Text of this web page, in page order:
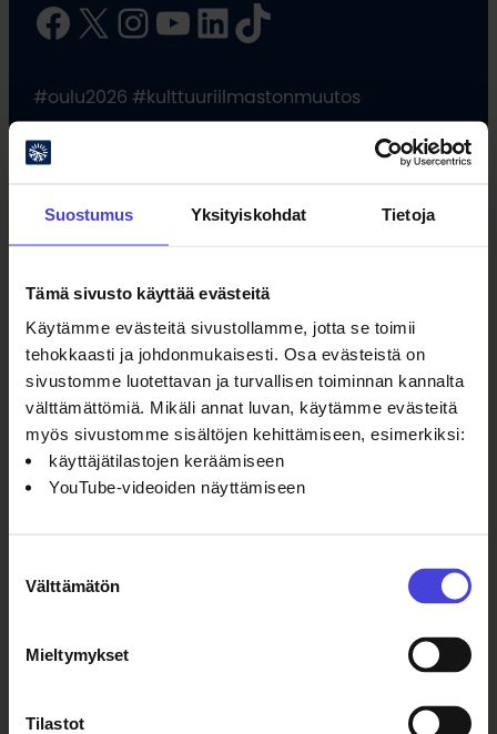
Suostumus Yksityiskohdat Tietoja
Tämä sivusto käyttää evästeitä
Käytämme evästeitä sivustollamme, jotta se toimii
tehokkaasti ja johdonmukaisesti. Osa evästeistä on
sivustomme luotettavan ja turvallisen toiminnan kannalta
välttämättömiä. Mikäli annat luvan, käytämme evästeitä
myös sivustomme sisältöjen kehittämiseen, esimerkiksi:
käyttäjätilastojen keräämiseen
YouTube-videoiden näyttämiseen
valinta
Välttämätön
Mieltymykset
Tilastot
Facebook X InstagramYouTube LinkedIn TikTok
#oulu2026 #kulttuuriilmastonmuutos
Oulun kulttuurisäätiö
Oulu2026 Info
Kauppurienkatu 10
Kauppakeskus Pekuri 2krs
Ajankohtaista
Uutiset